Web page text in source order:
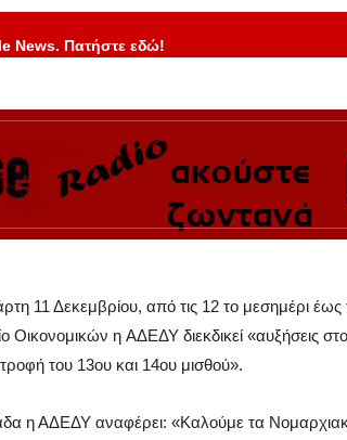
News. Πατήστε εδώ!
11 Δεκεμβρίου, από τις 12 το μεσημέρι
η ΑΔΕΔΥ διεκδικεί «αυξήσεις
του 13ου και 14ου μισθού».
η ΑΔΕΔΥ αναφέρει: «Καλούμε τα